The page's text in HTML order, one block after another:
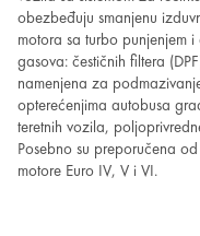
obezbeđuju smanjenu
motora sa turbo punjenjem
gasova: čestičnih filtera
namenjena za
opterećenjima autobusa
teretnih vozila,
Posebno su preporučena
motore Euro IV, V i VI.